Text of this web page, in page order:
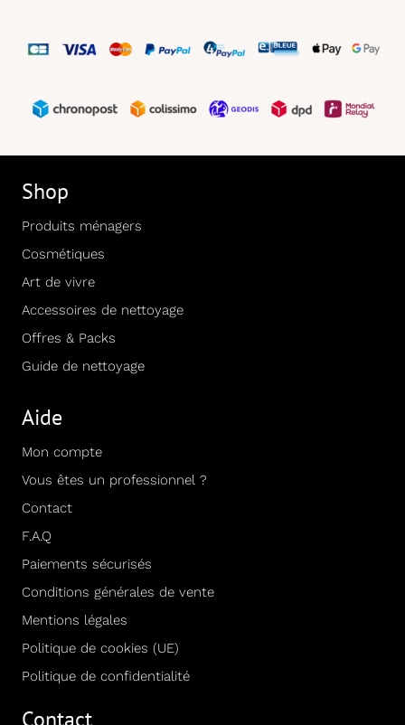
Shop
Produits ménagers
Cosmétiques
Art de vivre
Accessoires de nettoyage
Offres & Packs
Guide de nettoyage
Aide
Mon compte
Vous êtes un professionnel ?
Contact
F.A.Q
Paiements sécurisés
Conditions générales de vente
Mentions légales
Politique de cookies (UE)
Politique de confidentialité